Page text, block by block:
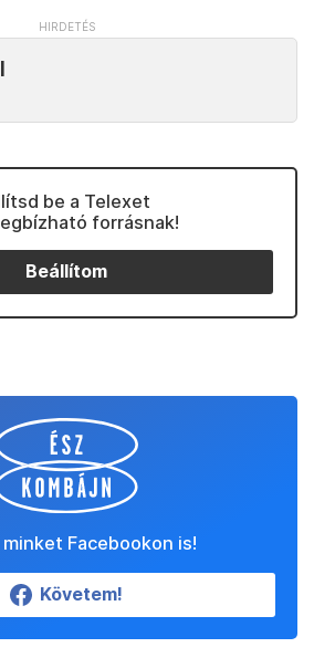
be a Telexet
forrásnak!
Beállítom
minket Facebookon is!
Követem!